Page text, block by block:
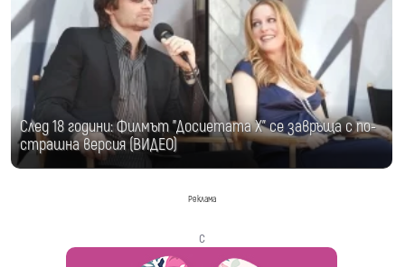
След 18 години: Филмът "Досиетата Х" се завръща с по-
страшна версия (ВИДЕО)
Реклама
с